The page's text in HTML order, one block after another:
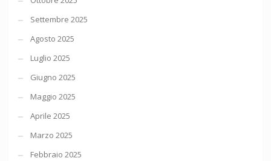
Settembre 2025
Agosto 2025
Luglio 2025
Giugno 2025
Maggio 2025
Aprile 2025
Marzo 2025
Febbraio 2025